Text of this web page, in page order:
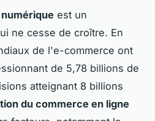
est un
ne cesse de croître. En
de l'e-commerce ont
de 5,78 billions de
atteignant 8 billions
du commerce en ligne